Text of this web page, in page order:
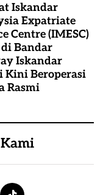
Iskandar
Expatriate
Centre (IMESC)
Bandar
Iskandar
Kini Beroperasi
Rasmi